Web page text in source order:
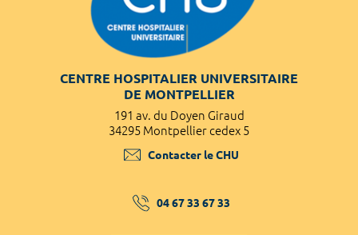
CENTRE HOSPITALIER UNIVERSITAIRE
DE MONTPELLIER
191 av. du Doyen Giraud
34295 Montpellier cedex 5
Contacter le CHU
04 67 33 67 33